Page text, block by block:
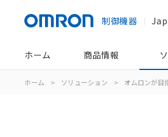
制御機器
ホーム 商品情報
ホーム > ソリューション > オムロンが目